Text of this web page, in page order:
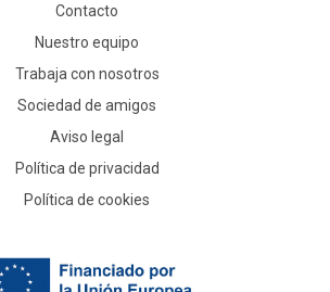
Contacto
Nuestro equipo
Trabaja con nosotros
Sociedad de amigos
Aviso legal
Política de privacidad
Política de cookies